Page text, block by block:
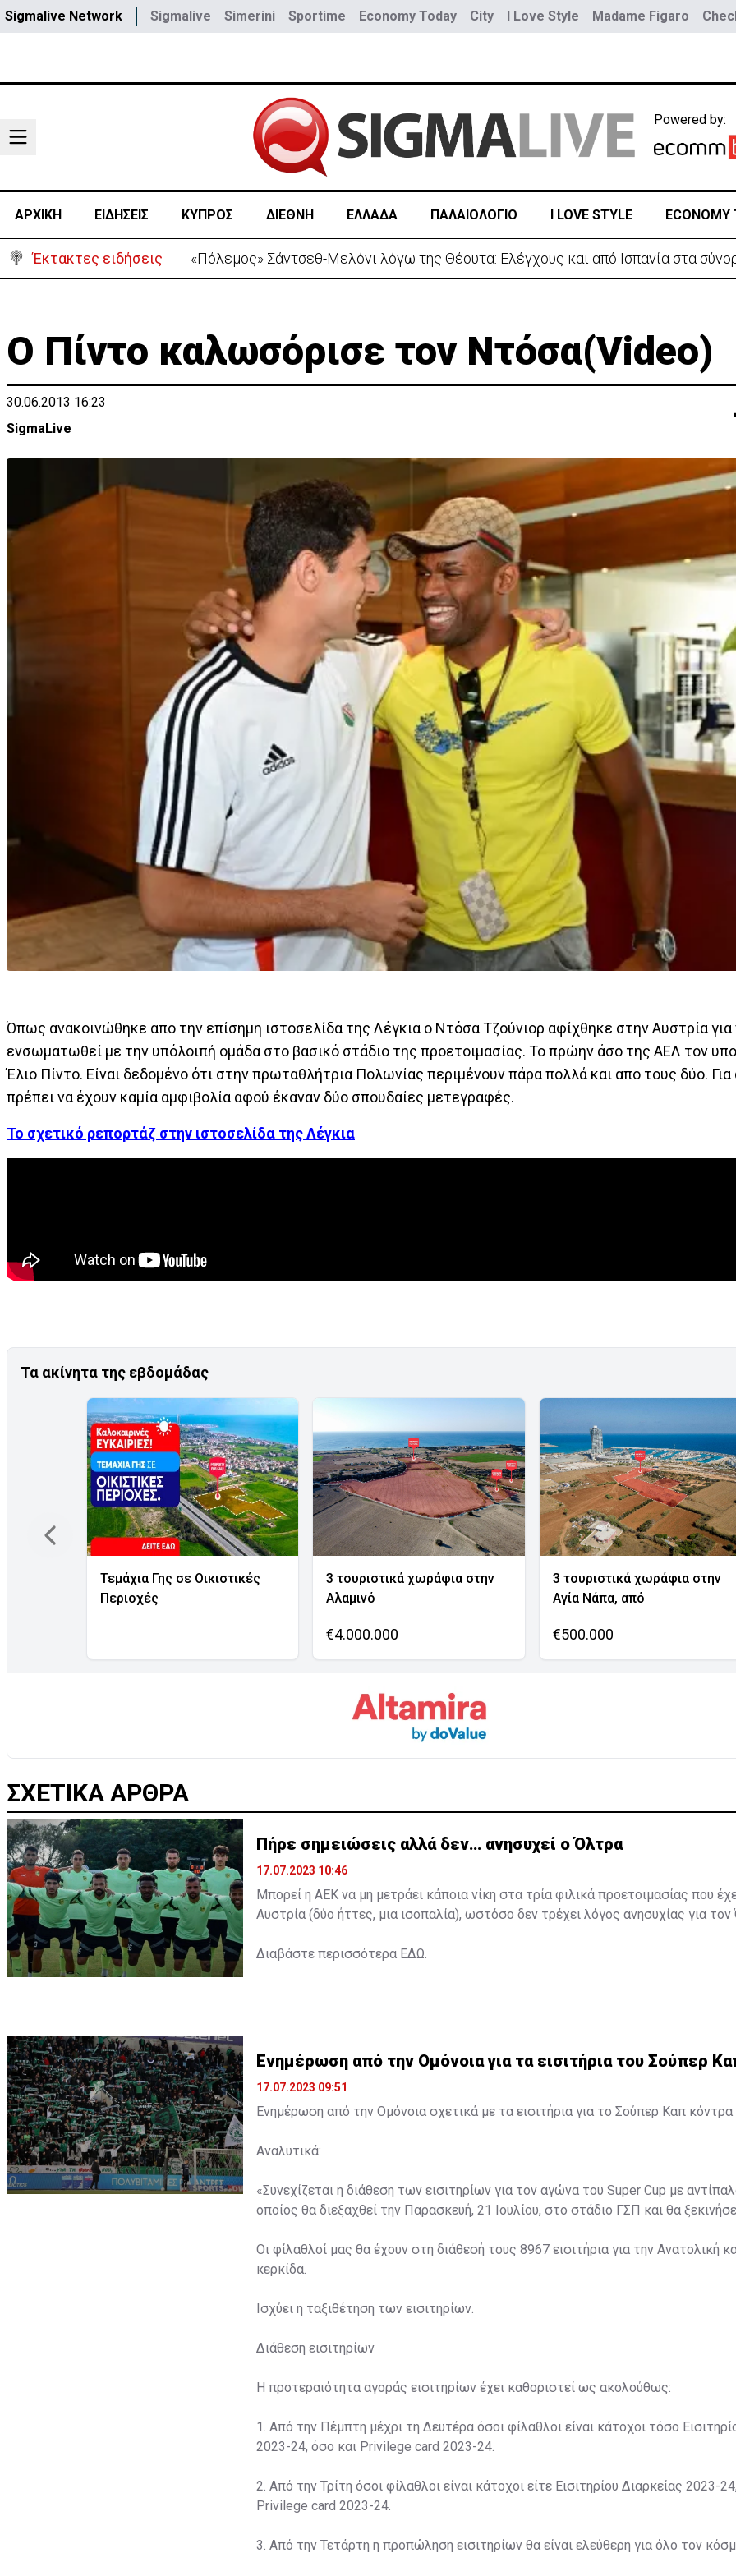
Sigmalive Network Sigmalive Simerini Sportime Economy Today City I Love Style Madame Figaro
Powered by:
ΑΡΧΙΚΗ ΕΙΔΗΣΕΙΣ ΚΥΠΡΟΣ ΔΙΕΘΝΗ ΕΛΛΑΔΑ ΠΑΛΑΙΟΛΟΓΙΟ I LOVE STYLE ECONOMY
Έκτακτες ειδήσεις 30 χρόνια από τις δολοφονίες Ισαάκ-Σολωμού-Εκδήλωση μνήμης απόψε στο
Ο Πίντο καλωσόρισε τον Ντόσα(Video)
30.06.2013 16:23
SigmaLive
Όπως ανακοινώθηκε απο την επίσημη ιστοσελίδα της Λέγκια ο Ντόσα Τζούνιορ αφίχθηκε στην Αυστρία για
ενσωματωθεί με την υπόλοιπή ομάδα στο βασικό στάδιο της προετοιμασίας. Το πρώην άσο της ΑΕΛ τον
Έλιο Πίντο. Είναι δεδομένο ότι στην πρωταθλήτρια Πολωνίας περιμένουν πάρα πολλά και απο τους δύο. Για
πρέπει να έχουν καμία αμφιβολία αφού έκαναν δύο σπουδαίες μετεγραφές.
Το σχετικό ρεπορτάζ στην ιστοσελίδα της Λέγκια
Τα ακίνητα της εβδομάδας
Τεμάχια Γης σε Οικιστικές
Περιοχές
3 τουριστικά χωράφια στην
Αλαμινό
€4.000.000
3 τουριστικά χωράφια στην
Αγία Νάπα, από
€500.000
ΣΧΕΤΙΚΑ ΑΡΘΡΑ
Πήρε σημειώσεις αλλά δεν… ανησυχεί ο Όλτρα
17.07.2023 10:46
Μπορεί η ΑΕΚ να μη μετράει κάποια νίκη στα τρία φιλικά προετοιμασίας που
Αυστρία (δύο ήττες, μια ισοπαλία), ωστόσο δεν τρέχει λόγος ανησυχίας για τον
Διαβάστε περισσότερα ΕΔΩ
Ενημέρωση από την Ομόνοια για τα εισιτήρια του Σούπερ
17.07.2023 09:51
Ενημέρωση από την Ομόνοια σχετικά με τα εισιτήρια για το Σούπερ Καπ κόντρα
Αναλυτικά:
«Συνεχίζεται η διάθεση των εισιτηρίων για τον αγώνα του Super Cup με
οποίος θα διεξαχθεί την Παρασκευή, 21 Ιουλίου, στο στάδιο ΓΣΠ και θα
Οι φίλαθλοί μας θα έχουν στη διάθεσή τους 8967 εισιτήρια για την Ανατολική
κερκίδα.
Ισχύει η ταξιθέτηση των εισιτηρίων.
Διάθεση εισιτηρίων
Η προτεραιότητα αγοράς εισιτηρίων έχει καθοριστεί ως ακολούθως:
1. Από την Πέμπτη μέχρι τη Δευτέρα όσοι φίλαθλοι είναι κάτοχοι τόσο
2023-24, όσο και Privilege card 2023-24.
2. Από την Τρίτη όσοι φίλαθλοι είναι κάτοχοι είτε Εισιτηρίου Διαρκείας 2023-
Privilege card 2023-24.
3. Από την Τετάρτη η προπώληση εισιτηρίων θα είναι ελεύθερη για όλο τον